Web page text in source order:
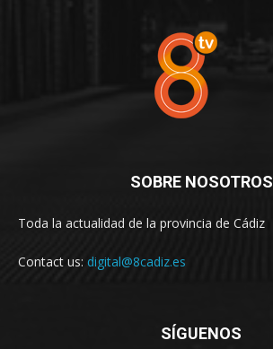
SOBRE NOSOTROS
Toda la actualidad de la provincia de Cádiz
Contact us: digital@8cadiz.es
SÍGUENOS